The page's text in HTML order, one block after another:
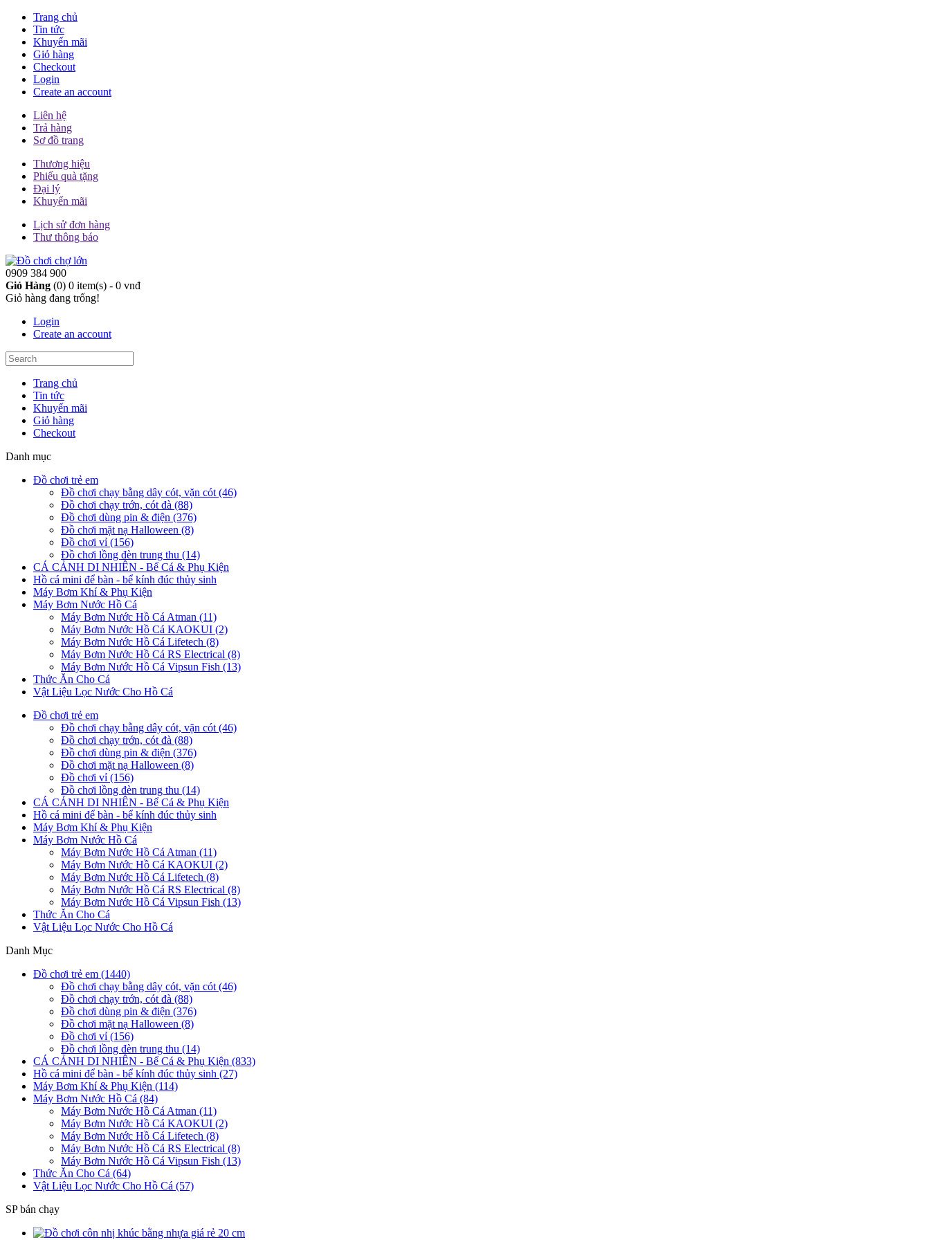
Trang chủ
Tin tức
Khuyến mãi
Giỏ hàng
Checkout
Login
Create an account
Liên hệ
Trả hàng
Sơ đồ trang
Thương hiệu
Phiếu quà tặng
Đại lý
Khuyến mãi
Lịch sử đơn hàng
Thư thông báo
0909 384 900
Giỏ Hàng (0) 0 item(s) - 0 vnđ
Giỏ hàng đang trống!
Login
Create an account
Trang chủ
Tin tức
Khuyến mãi
Giỏ hàng
Checkout
Danh mục
Đồ chơi trẻ em
Đồ chơi chạy bằng dây cót, vặn cót (46)
Đồ chơi chạy trớn, cót đà (88)
Đồ chơi dùng pin & điện (376)
Đồ chơi mặt nạ Halloween (8)
Đồ chơi vỉ (156)
Đồ chơi lồng đèn trung thu (14)
CÁ CẢNH DI NHIÊN - Bể Cá & Phụ Kiện
Hồ cá mini để bàn - bể kính đúc thủy sinh
Máy Bơm Khí & Phụ Kiện
Máy Bơm Nước Hồ Cá
Máy Bơm Nước Hồ Cá Atman (11)
Máy Bơm Nước Hồ Cá KAOKUI (2)
Máy Bơm Nước Hồ Cá Lifetech (8)
Máy Bơm Nước Hồ Cá RS Electrical (8)
Máy Bơm Nước Hồ Cá Vipsun Fish (13)
Thức Ăn Cho Cá
Vật Liệu Lọc Nước Cho Hồ Cá
Đồ chơi trẻ em
Đồ chơi chạy bằng dây cót, vặn cót (46)
Đồ chơi chạy trớn, cót đà (88)
Đồ chơi dùng pin & điện (376)
Đồ chơi mặt nạ Halloween (8)
Đồ chơi vỉ (156)
Đồ chơi lồng đèn trung thu (14)
CÁ CẢNH DI NHIÊN - Bể Cá & Phụ Kiện
Hồ cá mini để bàn - bể kính đúc thủy sinh
Máy Bơm Khí & Phụ Kiện
Máy Bơm Nước Hồ Cá
Máy Bơm Nước Hồ Cá Atman (11)
Máy Bơm Nước Hồ Cá KAOKUI (2)
Máy Bơm Nước Hồ Cá Lifetech (8)
Máy Bơm Nước Hồ Cá RS Electrical (8)
Máy Bơm Nước Hồ Cá Vipsun Fish (13)
Thức Ăn Cho Cá
Vật Liệu Lọc Nước Cho Hồ Cá
Danh Mục
Đồ chơi trẻ em (1440)
Đồ chơi chạy bằng dây cót, vặn cót (46)
Đồ chơi chạy trớn, cót đà (88)
Đồ chơi dùng pin & điện (376)
Đồ chơi mặt nạ Halloween (8)
Đồ chơi vỉ (156)
Đồ chơi lồng đèn trung thu (14)
CÁ CẢNH DI NHIÊN - Bể Cá & Phụ Kiện (833)
Hồ cá mini để bàn - bể kính đúc thủy sinh (27)
Máy Bơm Khí & Phụ Kiện (114)
Máy Bơm Nước Hồ Cá (84)
Máy Bơm Nước Hồ Cá Atman (11)
Máy Bơm Nước Hồ Cá KAOKUI (2)
Máy Bơm Nước Hồ Cá Lifetech (8)
Máy Bơm Nước Hồ Cá RS Electrical (8)
Máy Bơm Nước Hồ Cá Vipsun Fish (13)
Thức Ăn Cho Cá (64)
Vật Liệu Lọc Nước Cho Hồ Cá (57)
SP bán chạy